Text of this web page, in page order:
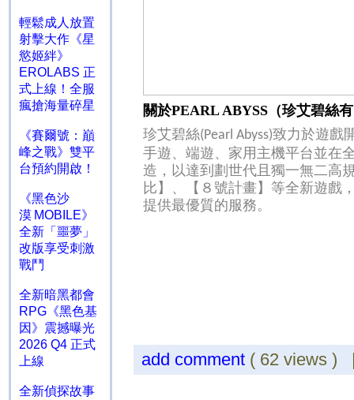
輕鬆成人放置
射擊大作《星
慾姬絆》
EROLABS 正
式上線！全服
瘋搶海量碎星
《賽爾號：巔
峰之戰》雙平
台預約開啟！
《黑色沙
漠 MOBILE》
全新「噩夢」
改版享受刺激
戰鬥
全新暗黑都會
RPG《黑色基
因》震撼曝光
2026 Q4 正式
上線
全新偵探故事
關於PEARL ABYSS （珍艾碧絲
珍艾碧絲(Pearl Abyss)致力於遊戲
手遊、端遊、家用主機平台並在
造，以達到劃世代且獨一無二高
比】、【８號計畫】等全新遊戲
提供最優質的服務。
add comment ( 62 views